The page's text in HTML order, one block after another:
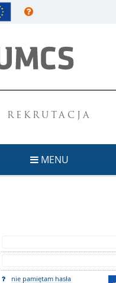
REKRUTACJA
MENU
nie pamiętam hasła